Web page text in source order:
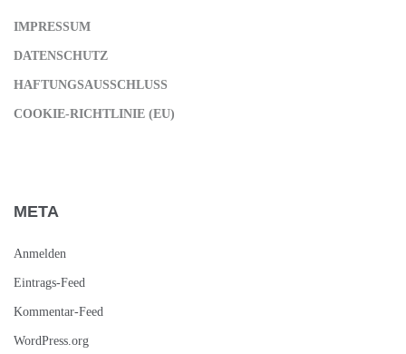
IMPRESSUM
DATENSCHUTZ
HAFTUNGSAUSSCHLUSS
COOKIE-RICHTLINIE (EU)
META
Anmelden
Eintrags-Feed
Kommentar-Feed
WordPress.org